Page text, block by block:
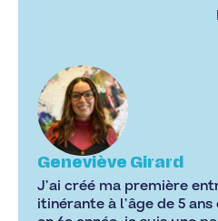
Geneviève Girard
J’ai créé ma première
itinérante à l’âge de 5